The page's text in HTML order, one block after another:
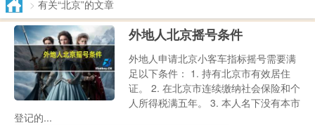
> 有关“北京”的文章
外地人北京摇号条件
外地人申请北京小客车指标摇号需要满
足以下条件： 1. 持有北京市有效居住
证。 2. 在北京市连续缴纳社会保险和个
人所得税满五年。 3. 本人名下没有本市
登记的...